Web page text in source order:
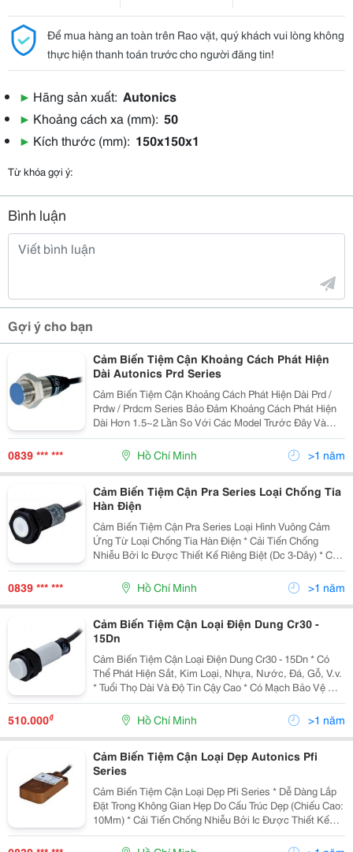
Để mua hàng an toàn trên Rao vặt, quý khách vui lòng không
thực hiện thanh toán trước cho người đăng tin!
▶ Hãng sản xuất: Autonics
▶ Khoảng cách xa (mm): 50
▶ Kích thước (mm): 150x150x1
Từ khóa gợi ý:
Bình luận
Gợi ý cho bạn
Cảm Biến Tiệm Cận Khoảng Cách Phát Hiện
Dài Autonics Prd Series
Cảm Biến Tiệm Cận Khoảng Cách Phát Hiện Dài Prd /
Prdw / Prdcm Series Bảo Đảm Khoảng Cách Phát Hiện
Dài Hơn 1.5~2 Lần So Với Các Model Trước Đây Và
Thực Hiện Với Đặc Tính Chống Nhiễu Siêu Đẳng Bậc
Nhất Thế Giới Bằng Ic Được Thiết Kế Chuyên Dụng.
0839 *** *** Hồ Chí Minh >1 năm
Cảm Biến Tiệm Cận Pra Series Loại Chống Tia
Hàn Điện
Cảm Biến Tiệm Cận Pra Series Loại Hình Vuông Cảm
Ứng Từ Loại Chống Tia Hàn Điện * Cải Tiến Chống
Nhiễu Bởi Ic Được Thiết Kế Riêng Biệt (Dc 3-Dây) * Có
Mạch Bảo Vệ Nối Ngược Cực Nguồn (Dc 3-Dây) * Có
Mạch Bảo Vệ Quá Áp (Dc/Ac) * Có Mạch Bảo Vệ Q
0839 *** *** Hồ Chí Minh >1 năm
Cảm Biến Tiệm Cận Loại Điện Dung Cr30 -
15Dn
Cảm Biến Tiệm Cận Loại Điện Dung Cr30 - 15Dn * Có
Thể Phát Hiện Sắt, Kim Loại, Nhựa, Nước, Đá, Gỗ, V.v.
* Tuổi Thọ Dài Và Độ Tin Cậy Cao * Có Mạch Bảo Vệ Nối
Ngược Cực Nguồn, Quá Áp * Dễ Dàng Điều Chỉnh
Khoảng Cách Phát Hiện Với Biến Trở Điều C
510.000₫ Hồ Chí Minh >1 năm
Cảm Biến Tiệm Cận Loại Dẹp Autonics Pfi
Series
Cảm Biến Tiệm Cận Loại Dẹp Pfi Series * Dễ Dàng Lắp
Đặt Trong Không Gian Hẹp Do Cấu Trúc Dẹp (Chiếu Cao:
10Mm) * Cải Tiến Chống Nhiễu Bởi Ic Được Thiết Kế
Riêng Biệt (Dc) * Có Mạch Bảo Vệ Nối Ngược Cực
Nguồn, Bảo Vệ Quá Áp, Mạch Bảo Vệ Quá Dòng